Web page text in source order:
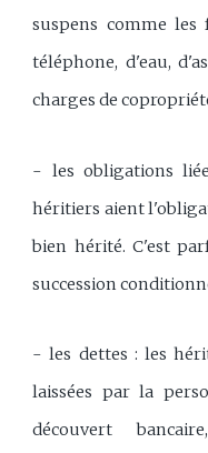
suspens comme les
téléphone, d'eau,
charges de
- les obligations
héritiers aient
bien hérité. C'est
succession
- les dettes : les
laissées par la
découvert